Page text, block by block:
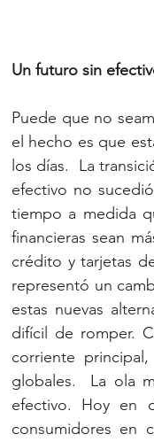
Un futuro sin
Puede que no
el hecho es que
los días.  La
efectivo no
tiempo a medida
financieras sean
crédito y tarjetas
representó un
estas nuevas
difícil de romper.
corriente
globales.  La ola
efectivo. Hoy en
consumidores en